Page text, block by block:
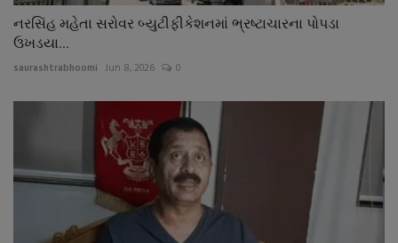
નરસિંહ મહેતા સરોવર બ્યુટીફીકેશનમાં ભ્રષ્ટાચારના પોપડા
ઉખડયા...
saurashtrabhoomi Jun 8, 2026 0